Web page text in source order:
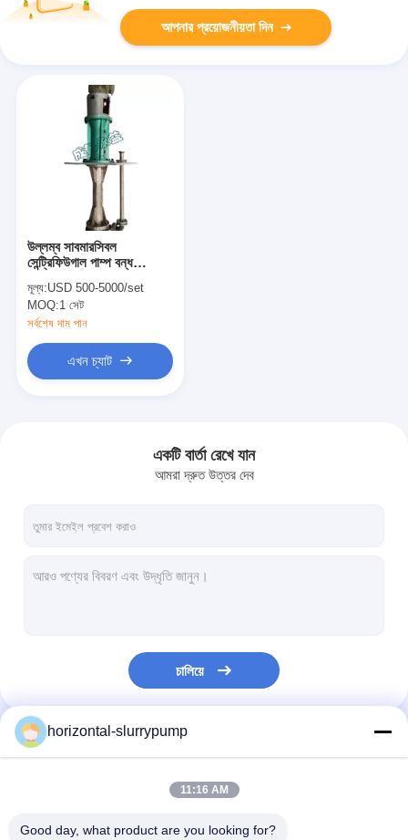
বাড়ি
আপনার প্রয়োজনীয়তা দিন
উল্লম্ব সাবমারসিবল
সেন্ট্রিফিউগাল পাম্প বন্ধ
মূল্য:USD 500-5000/set
MOQ:1 সেট
সর্বশেষ দাম পান
এখন চ্যাট
একটি বার্তা রেখে যান
আমরা দ্রুত উত্তর দেব
চালিয়ে
আমাদের বিভাগসমূহ
horizontal-slurrypump
11:16 AM
Good day, what product are you looking for?